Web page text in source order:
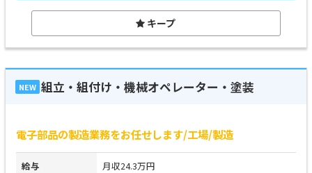
キープ
NEW 組立・組付け・機械オペレーター・塗装
電子部品の製造業務をお任せします/工場/製造
給与 月収24.3万円